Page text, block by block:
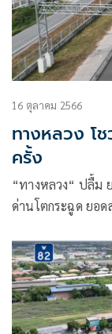
16 ตุลาคม 2566
ทางหลวง โ
ครั้ง
“ทางหลวง“ ปลื้ม
ด่านโตกระฉูด ยอด
ระบบ-ขยายการใ
12 ด่าน